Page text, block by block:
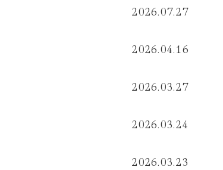
2026.07.27
2026.04.16
2026.03.27
2026.03.24
2026.03.23